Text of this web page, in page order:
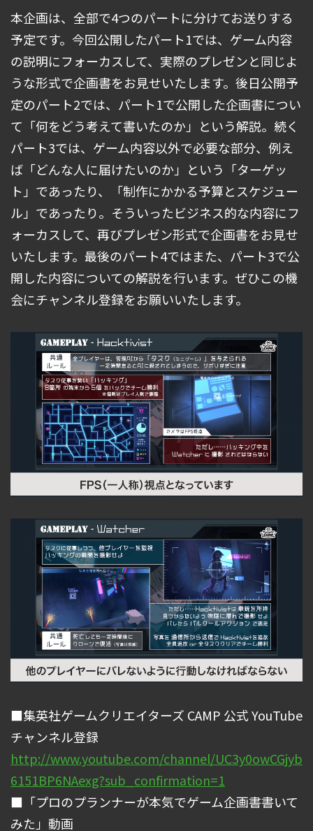
本企画は、全部で4つのパートに分けてお送りする
予定です。今回公開したパート1では、ゲーム内容
の説明にフォーカスして、実際のプレゼンと同じよ
うな形式で企画書をお見せいたします。後日公開予
定のパート2では、パート1で公開した企画書につい
て「何をどう考えて書いたのか」という解説。続く
パート3では、ゲーム内容以外で必要な部分、例え
ば「どんな人に届けたいのか」という「ターゲッ
ト」であったり、「制作にかかる予算とスケジュー
ル」であったり。そういったビジネス的な内容にフ
ォーカスして、再びプレゼン形式で企画書をお見せ
いたします。最後のパート4ではまた、パート3で公
開した内容についての解説を行います。ぜひこの機
会にチャンネル登録をお願いいたします。
■集英社ゲームクリエイターズ CAMP 公式 YouTube
チャンネル登録
http://www.youtube.com/channel/UC3y0owCGjyb
6151BP6NAexg?sub_confirmation=1
■「プロのプランナーが本気でゲーム企画書書いて
みた」動画